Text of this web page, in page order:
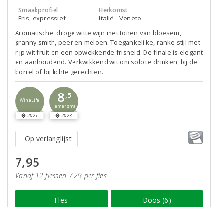
Smaakprofiel
Fris, expressief
Herkomst
Italië - Veneto
Aromatische, droge witte wijn met tonen van bloesem,
granny smith, peer en meloen. Toegankelijke, ranke stijl met
rijp wit fruit en een opwekkende frisheid. De finale is elegant
en aanhoudend. Verkwikkend wit om solo te drinken, bij de
borrel of bij lichte gerechten.
WineLife
2025
8,5
Hamersma
2023
Op verlanglijst
7,95
Vanaf 12 flessen 7,29 per fles
Fles Doos (6)